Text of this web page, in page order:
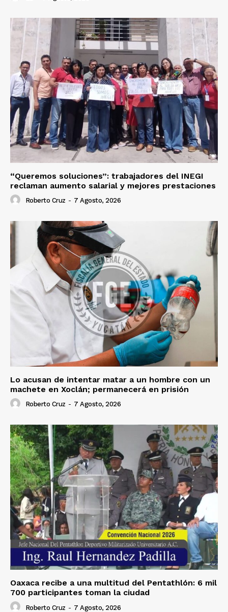
“Queremos soluciones”: trabajadores del INEGI
reclaman aumento salarial y mejores prestaciones
Roberto Cruz - 7 Agosto, 2026
Lo acusan de intentar matar a un hombre con un
machete en Xoclán; permanecerá en prisión
Roberto Cruz - 7 Agosto, 2026
Oaxaca recibe a una multitud del Pentathlón: 6 mil
700 participantes toman la ciudad
Roberto Cruz - 7 Agosto, 2026